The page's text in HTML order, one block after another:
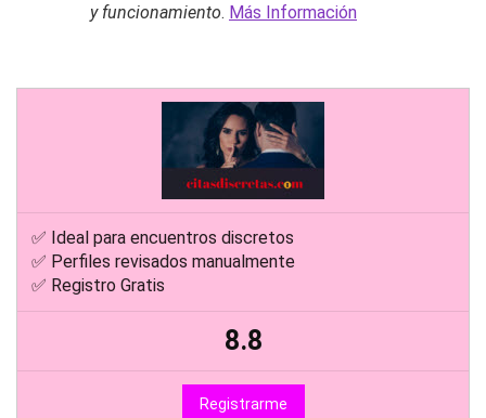
y funcionamiento. Más Información
✅ Ideal para encuentros discretos
✅ Perfiles revisados manualmente
✅ Registro Gratis
8.8
Registrarme